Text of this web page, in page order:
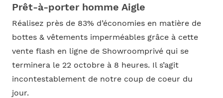
Prêt-à-porter homme Aigle
Réalisez près de 83% d’économies en matière de
bottes & vêtements imperméables grâce à cette
vente flash en ligne de Showroomprivé qui se
terminera le 22 octobre à 8 heures. Il s’agit
incontestablement de notre coup de coeur du
jour.